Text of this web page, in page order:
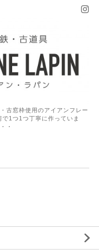
古窓枠使用のアイアンフレー
つ1つ丁寧に作っていま
・